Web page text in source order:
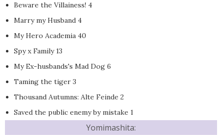
Beware the Villainess! 4
Marry my Husband 4
My Hero Academia 40
Spy x Family 13
My Ex-husbands's Mad Dog 6
Taming the tiger 3
Thousand Autumns: Alte Feinde 2
Saved the public enemy by mistake 1
Yomimashita: